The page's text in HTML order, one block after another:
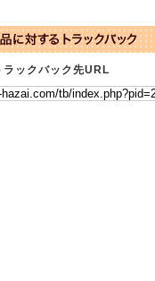
ラックバック先URL